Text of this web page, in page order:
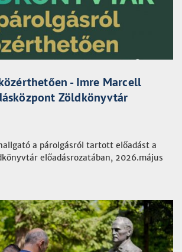
- Imre Marcell
Zöldkönyvtár
a párolgásról tartott előadást a
előadásrozatában, 2026.május